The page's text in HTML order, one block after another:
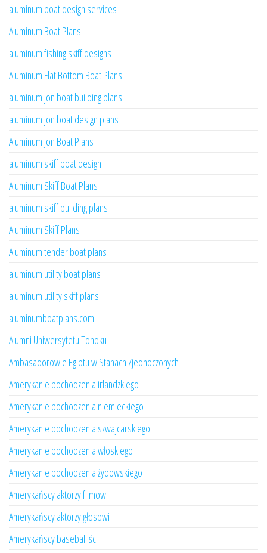
aluminum boat design services
Aluminum Boat Plans
aluminum fishing skiff designs
Aluminum Flat Bottom Boat Plans
aluminum jon boat building plans
aluminum jon boat design plans
Aluminum Jon Boat Plans
aluminum skiff boat design
Aluminum Skiff Boat Plans
aluminum skiff building plans
Aluminum Skiff Plans
Aluminum tender boat plans
aluminum utility boat plans
aluminum utility skiff plans
aluminumboatplans.com
Alumni Uniwersytetu Tohoku
Ambasadorowie Egiptu w Stanach Zjednoczonych
Amerykanie pochodzenia irlandzkiego
Amerykanie pochodzenia niemieckiego
Amerykanie pochodzenia szwajcarskiego
Amerykanie pochodzenia włoskiego
Amerykanie pochodzenia żydowskiego
Amerykańscy aktorzy filmowi
Amerykańscy aktorzy głosowi
Amerykańscy baseballiści